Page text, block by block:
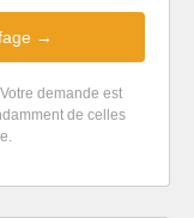
→
demande est
de celles